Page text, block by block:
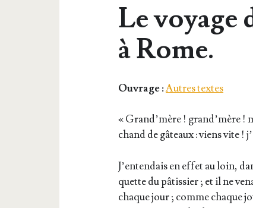
Le voyage
à Rome.
Ouvrage :Autres textes
« Grand’­mère ! grand’­mère
chand de gâteaux : viens vite !
J’en­ten­dais en effet au loin,
quette du pâtis­sier ; et il ne
chaque jour ; comme chaque